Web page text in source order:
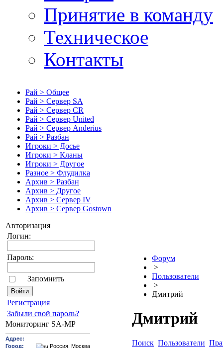
Принятие в команду
Техническое
Контакты
Рай > Общее
Рай > Сервер SA
Рай > Сервер CR
Рай > Сервер United
Рай > Сервер Anderius
Рай > Разбан
Игроки > Досье
Игроки > Кланы
Игроки > Другое
Разное > Флудилка
Архив > Разбан
Архив > Другое
Архив > Сервер IV
Архив > Сервер Gostown
Авторизация
Логин:
Пароль:
Запомнить
Pегиcтрaция
Забыли свой пароль?
Мониторинг SA-MP
Форум
>
Пользователи
>
Дмитрий
Дмитрий
Поиск Пользователи